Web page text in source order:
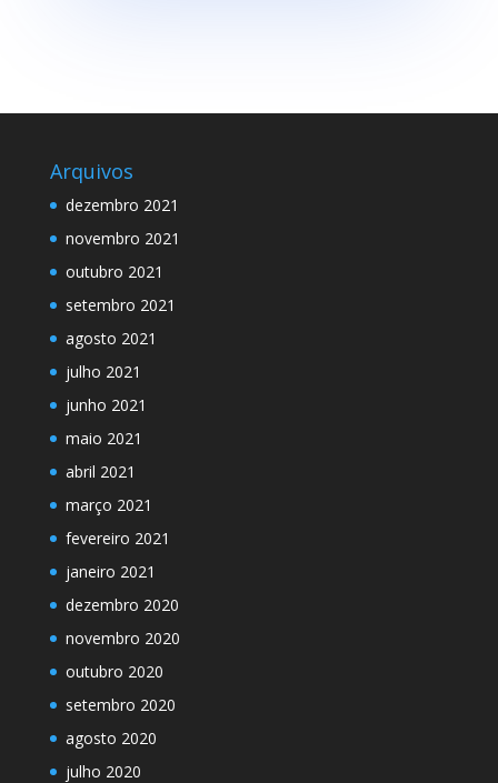
Arquivos
dezembro 2021
novembro 2021
outubro 2021
setembro 2021
agosto 2021
julho 2021
junho 2021
maio 2021
abril 2021
março 2021
fevereiro 2021
janeiro 2021
dezembro 2020
novembro 2020
outubro 2020
setembro 2020
agosto 2020
julho 2020